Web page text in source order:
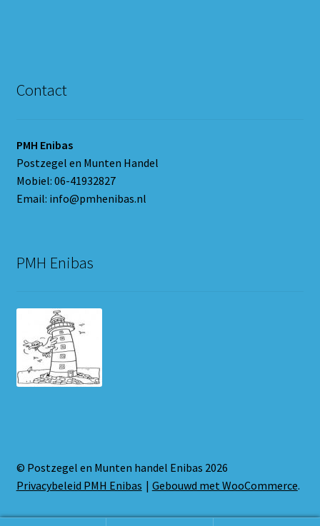
Contact
PMH Enibas
Postzegel en Munten Handel
Mobiel: 06-41932827
Email: info@pmhenibas.nl
PMH Enibas
© Postzegel en Munten handel Enibas 2026
Privacybeleid PMH Enibas
Gebouwd met WooCommerce.